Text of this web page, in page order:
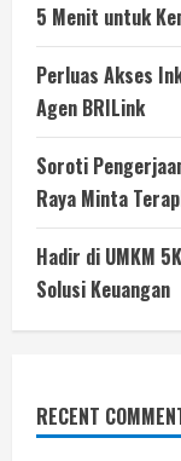
5 Menit untuk
Perluas Akses
Agen BRILink
Soroti
Raya Minta
Hadir di UMKM
Solusi Keuangan
RECENT